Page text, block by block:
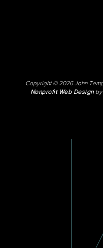
Copyright © 2026 John
Nonprofit Web Designby